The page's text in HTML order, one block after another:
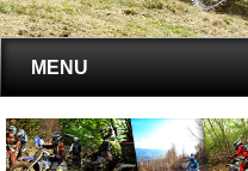
MENU
トップ